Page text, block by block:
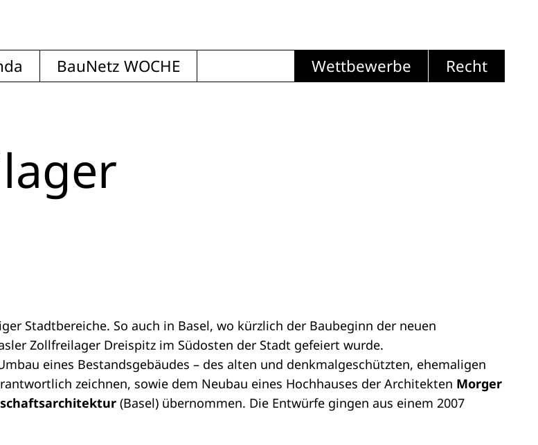
BauNetz WOCHE Wettbewerbe Recht
Stadtbereiche. So auch in Basel, wo kürzlich der Baubeginn der neuen
Zollfreilager Dreispitz im Südosten der Stadt gefeiert wurde.
eines Bestandsgebäudes – des alten und denkmalgeschützten, ehemaligen
zeichnen, sowie dem Neubau eines Hochhauses der Architekten Morger
(Basel) übernommen. Die Entwürfe gingen aus einem 2007